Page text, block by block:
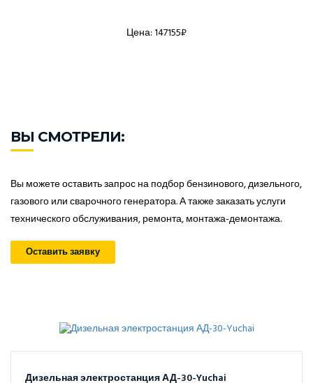
Цена: 147155₽
ВЫ СМОТРЕЛИ:
Вы можете оставить запрос на подбор бензинового, дизельного,
газового или сварочного генератора. А также заказать услуги
технического обслуживания, ремонта, монтажа-демонтажа.
Оставить заявку
Дизельная электростанция АД-30-Yuchai